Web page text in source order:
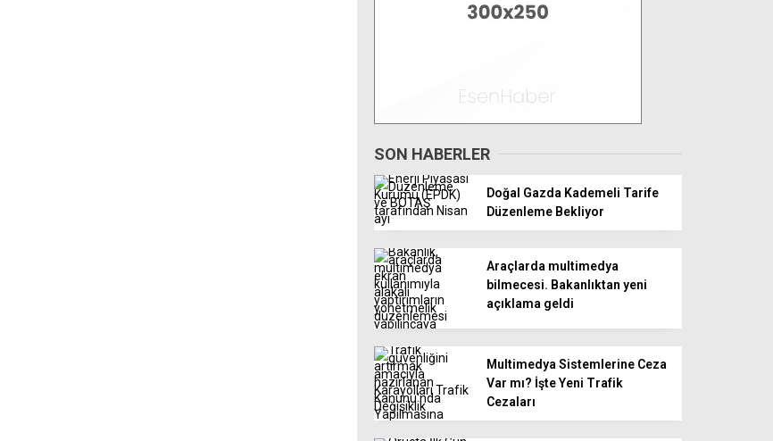
SON HABERLER
Doğal Gazda Kademeli Tarife
Düzenleme Bekliyor
Araçlarda multimedya
bilmecesi. Bakanlıktan yeni
açıklama geldi
Multimedya Sistemlerine Ceza
Var mı? İşte Yeni Trafik
Cezaları